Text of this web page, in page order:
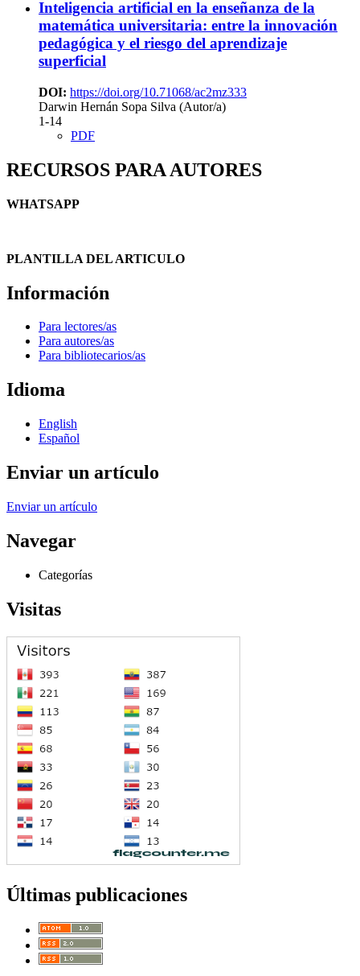
Inteligencia artificial en la enseñanza de la
matemática universitaria: entre la innovación
pedagógica y el riesgo del aprendizaje
superficial
DOI: https://doi.org/10.71068/ac2mz333
Darwin Hernán Sopa Silva (Autor/a)
1-14
PDF
RECURSOS PARA AUTORES
WHATSAPP
PLANTILLA DEL ARTICULO
Información
Para lectores/as
Para autores/as
Para bibliotecarios/as
Idioma
English
Español
Enviar un artículo
Enviar un artículo
Navegar
Categorías
Visitas
Últimas publicaciones